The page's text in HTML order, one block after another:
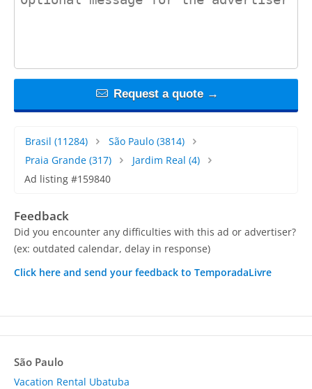
Request a quote →
Brasil (11284) São Paulo(3814)
Praia Grande (317) Jardim Real (4)
Ad listing #159840
Feedback
Did you encounter any difficulties with this ad or advertiser?
(ex: outdated calendar, delay in response)
Click here and send your feedback to TemporadaLivre
São Paulo
Vacation Rental Ubatuba